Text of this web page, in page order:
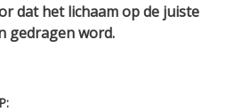
dat het lichaam op de juiste
gedragen word.